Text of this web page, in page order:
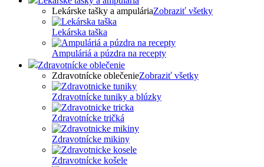
Lekárske tašky a ampuláriaZobraziť všetky
Lekárska taška
Ampuláriá a púzdra na recepty
Zdravotnícke oblečenie
Zdravotnícke oblečenieZobraziť všetky
Zdravotnícke tuniky a blúzky
Zdravotnícke tričká
Zdravotnícke mikiny
Zdravotnícke košele